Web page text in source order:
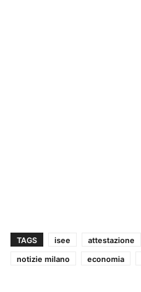
TAGS isee attestazione
notizie milano
economia